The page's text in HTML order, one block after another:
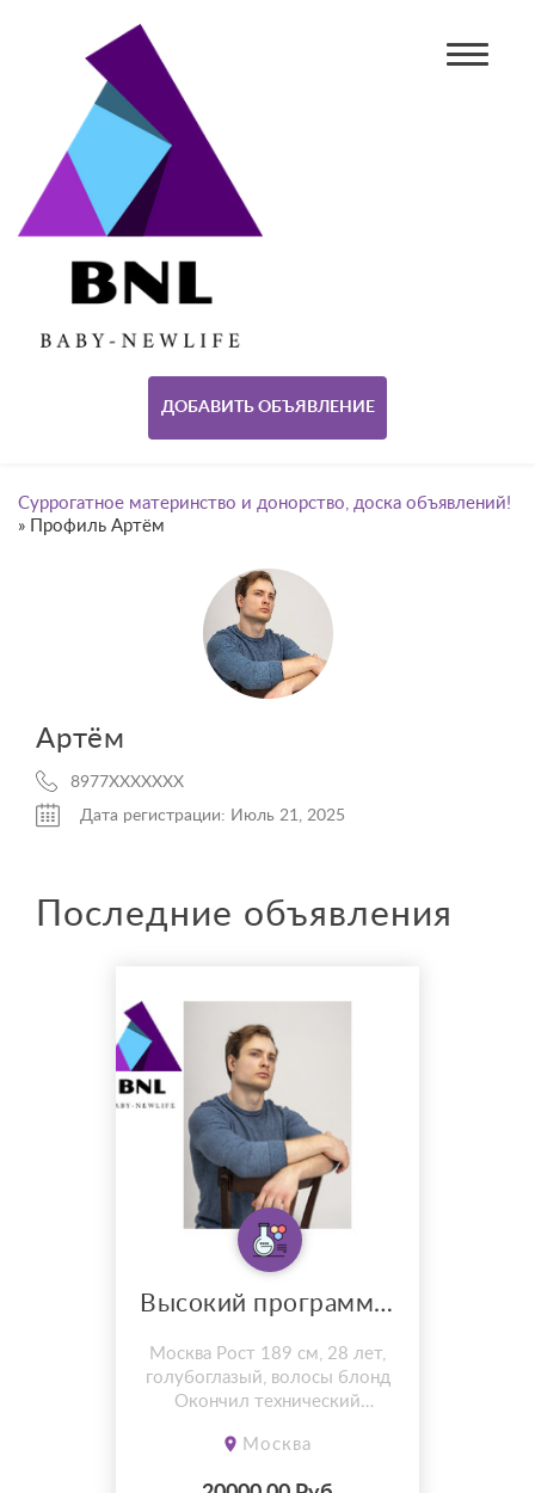
ДОБАВИТЬ ОБЪЯВЛЕНИЕ
Суррогатное материнство и донорство, доска объявлений!
» Профиль Артём
Артём
8977XXXXXXX
Дата регистрации: Июль 21, 2025
Последние объявления
Высокий программист москвич донор
Москва Рост 189 см, 28 лет,
голубоглазый, волосы блонд
Окончил технический
красным дипломом.
Москва